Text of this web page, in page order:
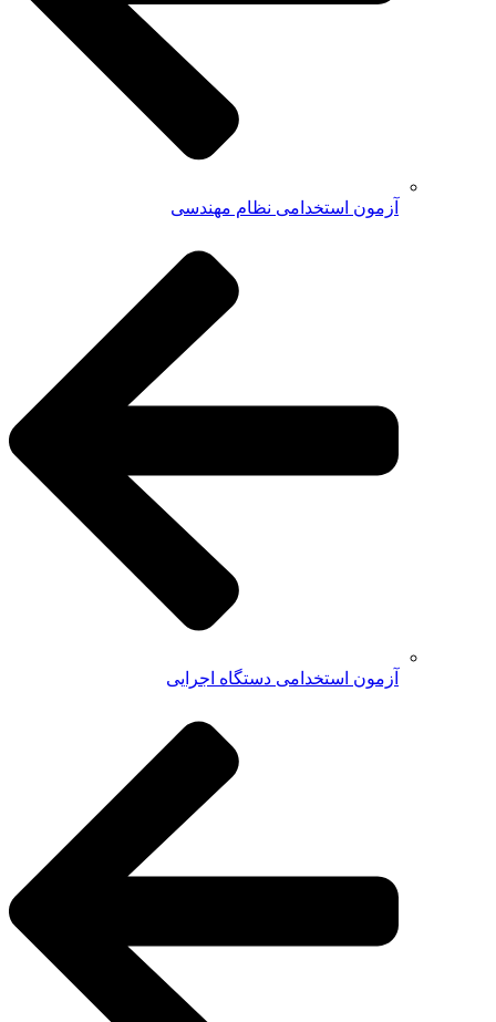
آزمون استخدامی نظام مهندسی
آزمون استخدامی دستگاه اجرایی